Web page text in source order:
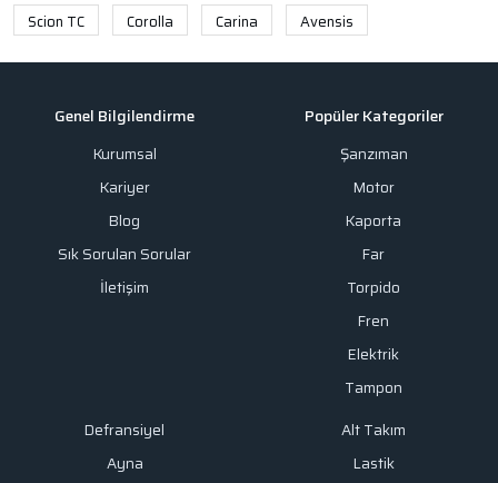
Scion TC
Corolla Carina Avensis
Genel Bilgilendirme
Kurumsal
Kariyer
Blog
Sık Sorulan Sorular
İletişim
Popüler Kategoriler
Şanzıman
Motor
Kaporta
Far
Torpido
Fren
Elektrik
Tampon
Defransiyel
Ayna
Alt Takım
Lastik